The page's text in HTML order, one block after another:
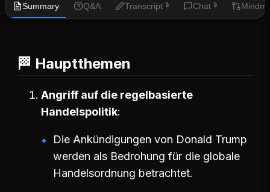
Summary Q&A Transcript 🔒 Chat 🔒
🏁 Hauptthemen
Angriff auf die regelbasierte
Handelspolitik
Die Ankündigungen von Donald Trump
werden als Bedrohung für die globale
Handelsordnung betrachtet.